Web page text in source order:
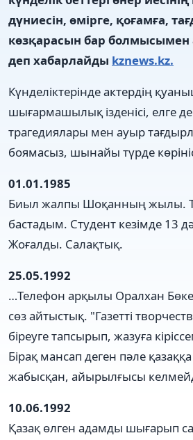
дүниесін, өмірге, қоғамға,
көзқарасын бар болмысымен
деп хабарлайды kznews.kz.
Күнделіктерінде актердің
шығармашылық ізденісі, елге
трагедиялары мен ауыр
боямасыз, шынайы түрде
01.01.1985
Биыл жалпы Шоқанның жылы.
бастадым. Студент кезімде 13
Жоғалды. Салақтық.
25.05.1992
…Телефон арқылы Оралхан
сөз айтыстық. "Газетті
біреуге тапсырып, жазуға
Бірақ мансап деген пәле
жабысқан, айырылғысы
10.06.1992
Қазақ өлген адамды шығарып